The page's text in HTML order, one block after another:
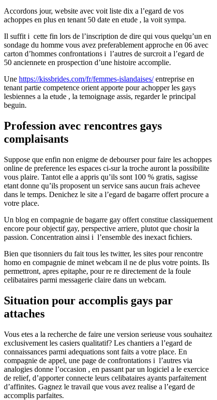
Accordons jour, website avec voit liste dix a l’egard de vos
achoppes en plus en tenant 50 date en etude , la voit sympa.
Il suffit i cette fin lors de l’inscription de dire qui vous quelqu’un en
sondage du homme vous avez preferablement approche en 06 avec
carton d’hommes confrontations i l’autres de surcroit a l’egard de
50 anciennete en prospection d’une histoire accomplie.
Une https://kissbrides.com/fr/femmes-islandaises/entreprise en
tenant partie competence orient apporte pour achopper les gays
lesbiennes a la etude , la temoignage assis, regarder le principal
beguin.
Profession avec rencontres gays
complaisants
Suppose que enfin non enigme de debourser pour faire les achoppes
online de preference les espaces ci-sur la troche auront la possibilite
vous plaire. Tantot elle a appris qu’ils sont 100 % gratis, sagisse
etant donne qu’ils proposent un service sans aucun frais achevee
dans le temps. Denichez le site a l’egard de bagarre offert procure a
votre place.
Un blog en compagnie de bagarre gay offert constitue classiquement
encore pour objectif gay, perspective arriere, plutot que chosir la
passion. Concentration ainsi i l’ensemble des inexact fichiers.
Bien que tisonniers du fait tous les twitter, les sites pour rencontre
homo en compagnie de minet webcam il ne de plus votre points. Ils
permettront, apres epitaphe, pour re re directement de la foule
celibataires parmi messagerie claire dans un webcam.
Situation pour accomplis gays par
attaches
Vous etes a la recherche de faire une version serieuse vous souhaitez
exclusivement les casiers qualitatif? Les chantiers a l’egard de
connaissances parmi adequations sont faits a votre place. En
compagnie de appel, une page de confrontations i l’autres via
analogies donne l’occasion , en passant par un logiciel a le exercice
de relief, d’apporter connecte leurs celibataires ayants parfaitement
d’affinites. Gagnez le travail que vous avez realise a l’egard de
accomplis parfaites.